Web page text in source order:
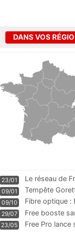
DANS VOS
23/01
Le réseau de
m
09/01
Tempête
09/10
Fibre optique :
pass
29/07
Free booste
23/05 Free Pro